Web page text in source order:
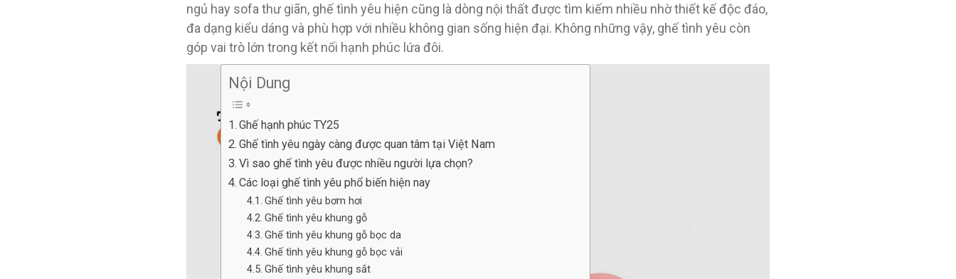
ngủ hay sofa thư giãn, ghế tình yêu hiện cũng là dòng nội thất được tìm kiếm nhiều nhờ thiết kế độc đáo,
đa dạng kiểu dáng và phù hợp với nhiều không gian sống hiện đại. Không những vậy, ghế tình yêu còn
góp vai trò lớn trong kết nối hạnh phúc lứa đôi.
Nội Dung
Ghế hạnh phúc TY25
Ghế tình yêu ngày càng được quan tâm tại Việt Nam
Vì sao ghế tình yêu được nhiều người lựa chọn?
Các loại ghế tình yêu phổ biến hiện nay
Ghế tình yêu bơm hơi
Ghế tình yêu khung gỗ
Ghế tình yêu khung gỗ bọc da
Ghế tình yêu khung gỗ bọc vải
Ghế tình yêu khung sắt